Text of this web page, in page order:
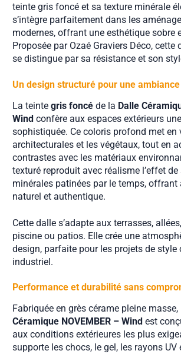
teinte gris foncé et sa texture minérale
s’intègre parfaitement dans les
modernes, offrant une esthétique sobre
Proposée par Ozaé Graviers Déco, cette
se distingue par sa résistance et son
Un design structuré pour une
La teinte gris foncéde la Dalle
Windconfère aux espaces extérieurs
sophistiquée. Ce coloris profond met en
architecturales et les végétaux, tout en
contrastes avec les matériaux
texturé reproduit avec réalisme l’effet
minérales patinées par le temps, offrant
naturel et authentique.
Cette dalle s’adapte aux terrasses,
piscine ou patios. Elle crée une
design, parfaite pour les projets de style
industriel.
Performance et durabilité sans
Fabriquée en grès cérame pleine masse,
Céramique NOVEMBER – Wind est
aux conditions extérieures les plus
supporte les chocs, le gel, les rayons